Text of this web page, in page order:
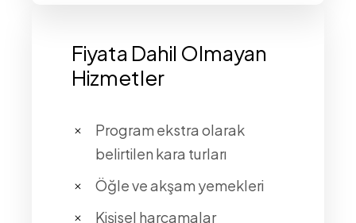
Fiyata Dahil Olmayan
Hizmetler
Program ekstra olarak
belirtilen kara turları
Öğle ve akşam yemekleri
Kişisel harcamalar